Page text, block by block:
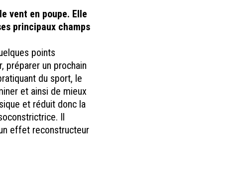
vent en poupe. Elle
principaux champs
points
préparer un prochain
du sport, le
et ainsi de mieux
et réduit donc la
Il
effet reconstructeur